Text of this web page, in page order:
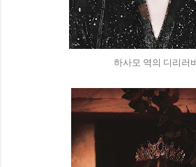
하사모 역의 디리러